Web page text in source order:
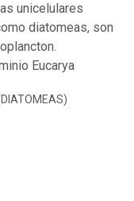
unicelulares
diatomeas, son
Eucarya